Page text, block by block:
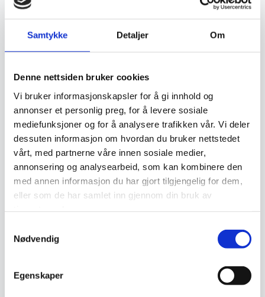
Samtykke Detaljer Om
Denne nettsiden bruker cookies
Vi bruker informasjonskapsler for å gi innhold og
annonser et personlig preg, for å levere sosiale
mediefunksjoner og for å analysere trafikken vår. Vi deler
dessuten informasjon om hvordan du bruker nettstedet
vårt, med partnerne våre innen sosiale medier,
annonsering og analysearbeid, som kan kombinere den
med annen informasjon du har gjort tilgjengelig for dem,
eller som de har samlet inn gjennom din bruk av
Nødvendig
Egenskaper
Vektor – Snø
999kr
Legg I Handlekurv
Vektor – Grå
2.399kr
Legg I Handlekurv